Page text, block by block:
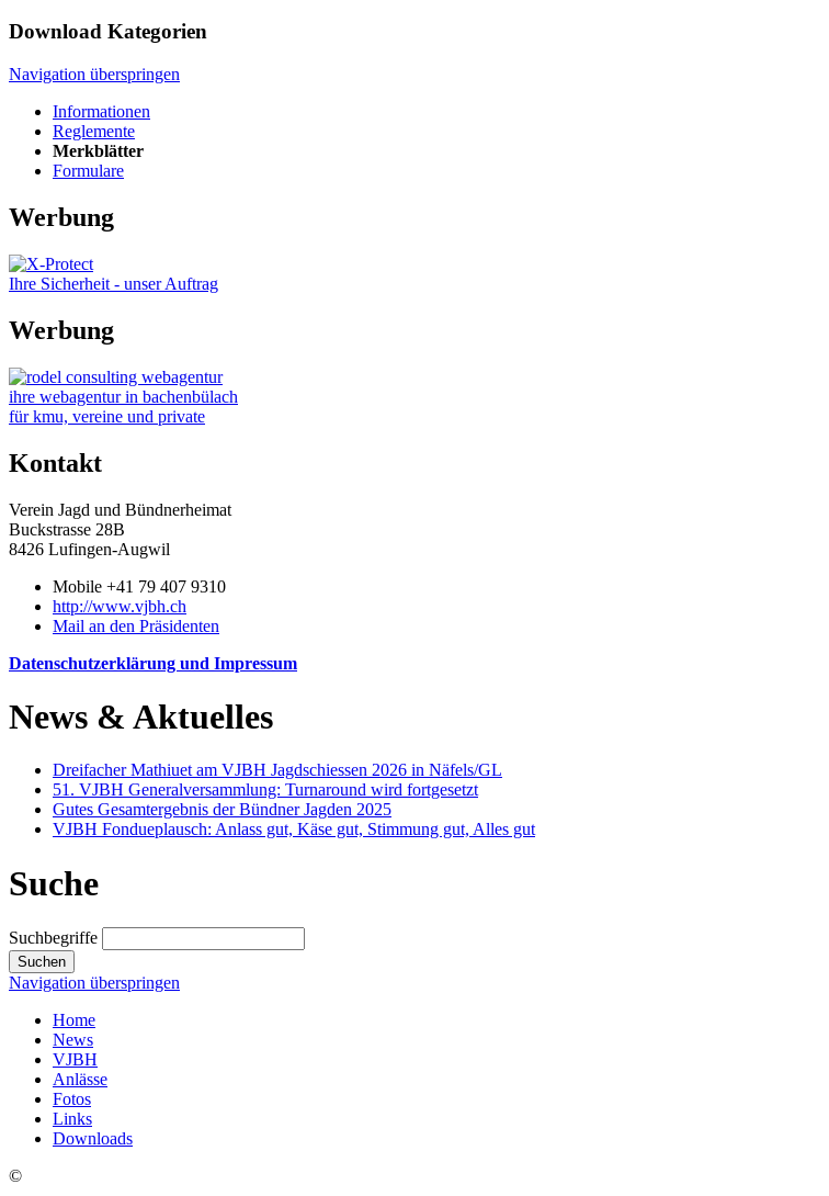
Download Kategorien
Navigation überspringen
Informationen
Reglemente
Merkblätter
Formulare
Werbung
Ihre Sicherheit - unser Auftrag
Werbung
ihre webagentur in bachenbülach
für kmu, vereine und private
Kontakt
Verein Jagd und Bündnerheimat
Buckstrasse 28B
8426 Lufingen-Augwil
Mobile +41 79 407 9310
http://www.vjbh.ch
Mail an den Präsidenten
Datenschutzerklärung und Impressum
News & Aktuelles
Dreifacher Mathiuet am VJBH Jagdschiessen 2026 in Näfels/GL
51. VJBH Generalversammlung: Turnaround wird fortgesetzt
Gutes Gesamtergebnis der Bündner Jagden 2025
VJBH Fondueplausch: Anlass gut, Käse gut, Stimmung gut, Alles gut
Suche
Suchbegriffe
Suchen
Navigation überspringen
Home
News
VJBH
Anlässe
Fotos
Links
Downloads
©